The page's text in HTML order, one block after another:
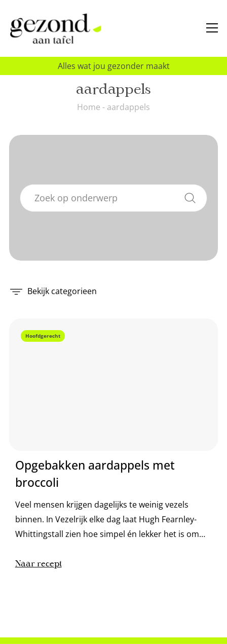
Alles wat jou gezonder maakt
aardappels
Home - aardappels
Bekijk categorieen
Hoofdgerecht
Opgebakken aardappels met
broccoli
Veel mensen krijgen dagelijks te weinig vezels
binnen. In Vezelrijk elke dag laat Hugh Fearnley-
Whittingstall zien hoe simpel én lekker het is om
recepten zet hij 12 veelzijdige groentehelden
Naar recept